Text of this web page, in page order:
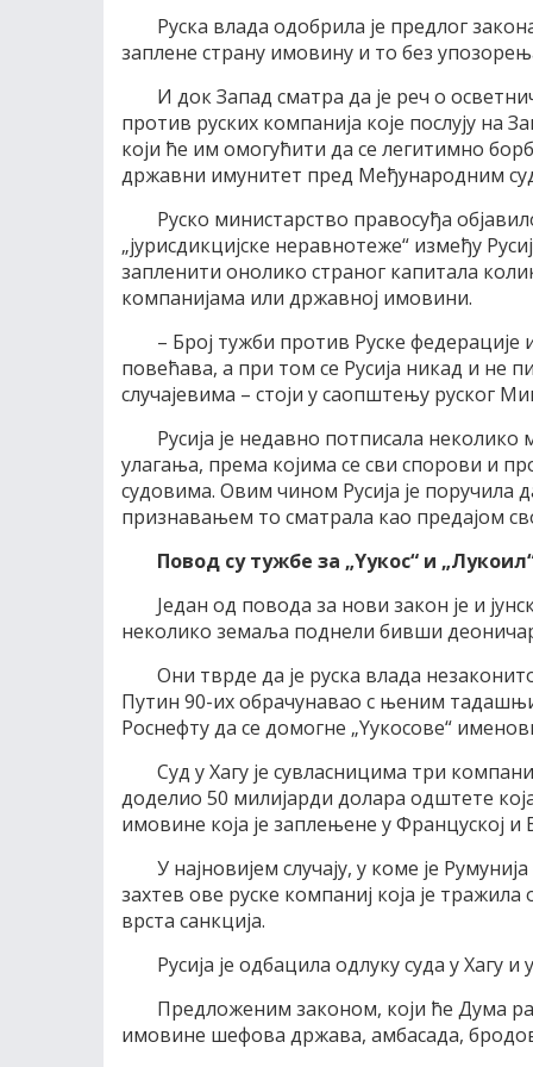
Руска влада одобрила је предлог
заплене страну имовину и то без
И док Запад сматра да је реч о
против руских компанија које послују на
који ће им омогућити да се легитимно
државни имунитет пред Међународним
Руско министарство правосуђа
„јурисдикцијске неравнотеже“ између
запленити онолико страног капитала
компанијама или државној имовини.
– Број тужби против Руске
повећава, а при том се Русија никад и не
случајевима – стоји у саопштењу руског
Русија је недавно потписала
улагања, према којима се сви спорови и
судовима. Овим чином Русија је поручила
признавањем то сматрала као предајом
Повод су тужбе за „Yукос“ и
Један од повода за нови закон је и
неколико земаља поднели бивши
Они тврде да је руска влада
Путин 90-их обрачунавао с њеним
Роснефту да се домогне „Yукосове“
Суд у Хагу је сувласницима три
доделио 50 милијарди долара одштете
имовине која је заплењене у Француској и
У најновијем случају, у коме је
захтев ове руске компаниј која је
врста санкција.
Русија је одбацила одлуку суда у Хагу
Предложеним законом, који ће Дума
имовине шефова држава, амбасада,